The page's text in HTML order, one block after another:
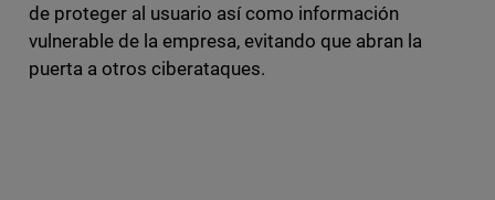
de proteger al usuario así como información
vulnerable de la empresa, evitando que abran la
puerta a otros ciberataques.